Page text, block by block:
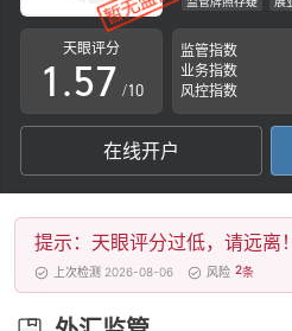
天眼评分
0
1
2
3
4
5
6
.
4
5
6
7
8
9
6
7
8
9
/10
监管指数
业务指数
风控指数
在线开户
提示：天眼评分过低，请远离！
上次检测 2026-08-06 风险 2条